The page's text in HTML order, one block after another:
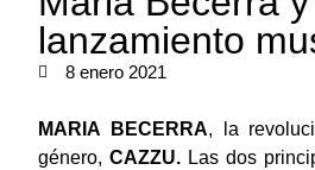
lanzamiento
8 enero 2021
MARIA BECERRA, la
género,CAZZU. Las dos